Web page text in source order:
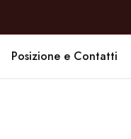
Posizione e Contatti